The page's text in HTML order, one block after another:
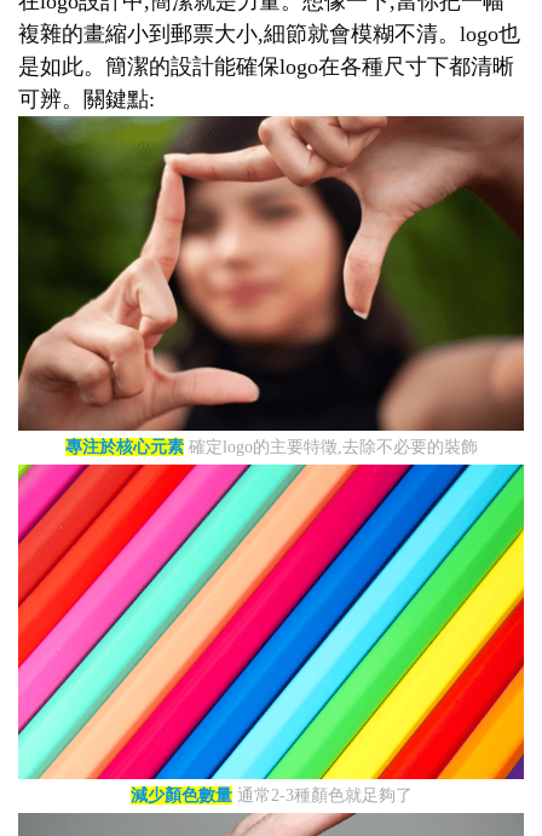
複雜的畫縮小到郵票大小,細節就會模糊不清。logo也
是如此。簡潔的設計能確保logo在各種尺寸下都清晰
可辨。關鍵點:
專注於核心元素確定logo的主要特徵,去除不必要的裝飾
減少顏色數量通常2-3種顏色就足夠了